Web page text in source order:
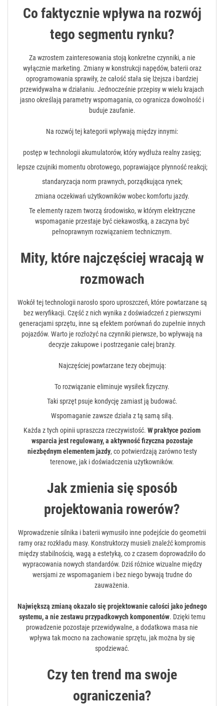
Co faktycznie wpływa na rozwój
tego segmentu rynku?
Za wzrostem zainteresowania stoją konkretne czynniki, a nie
wyłącznie marketing. Zmiany w konstrukcji napędów, baterii oraz
oprogramowania sprawiły, że całość stała się lżejsza i bardziej
przewidywalna w działaniu. Jednocześnie przepisy w wielu krajach
jasno określają parametry wspomagania, co ogranicza dowolność i
buduje zaufanie.
Na rozwój tej kategorii wpływają między innymi:
postęp w technologii akumulatorów, który wydłuża realny zasięg;
lepsze czujniki momentu obrotowego, poprawiające płynność reakcji;
standaryzacja norm prawnych, porządkująca rynek;
zmiana oczekiwań użytkowników wobec komfortu jazdy.
Te elementy razem tworzą środowisko, w którym elektryczne
wspomaganie przestaje być ciekawostką, a zaczyna być
pełnoprawnym rozwiązaniem technicznym.
Mity, które najczęściej wracają w
rozmowach
Wokół tej technologii narosło sporo uproszczeń, które powtarzane są
bez weryfikacji. Część z nich wynika z doświadczeń z pierwszymi
generacjami sprzętu, inne są efektem porównań do zupełnie innych
pojazdów. Warto je rozłożyć na czynniki pierwsze, bo wpływają na
decyzje zakupowe i postrzeganie całej branży.
Najczęściej powtarzane tezy obejmują:
To rozwiązanie eliminuje wysiłek fizyczny.
Taki sprzęt psuje kondycję zamiast ją budować.
Wspomaganie zawsze działa z tą samą siłą.
Każda z tych opinii upraszcza rzeczywistość. W praktyce poziom
wsparcia jest regulowany, a aktywność fizyczna pozostaje
niezbędnym elementem jazdy, co potwierdzają zarówno testy
terenowe, jak i doświadczenia użytkowników.
Jak zmienia się sposób
projektowania rowerów?
Wprowadzenie silnika i baterii wymusiło inne podejście do geometrii
ramy oraz rozkładu masy. Konstruktorzy musieli znaleźć kompromis
między stabilnością, wagą a estetyką, co z czasem doprowadziło do
wypracowania nowych standardów. Dziś różnice wizualne między
wersjami ze wspomaganiem i bez niego bywają trudne do
zauważenia.
Największą zmianą okazało się projektowanie całości jako jednego
systemu, a nie zestawu przypadkowych komponentów. Dzięki temu
prowadzenie pozostaje przewidywalne, a dodatkowa masa nie
wpływa tak mocno na zachowanie sprzętu, jak można by się
spodziewać.
Czy ten trend ma swoje
ograniczenia?